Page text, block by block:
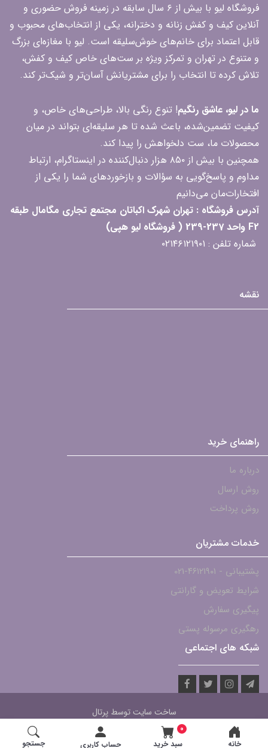
خانه
0
سبد خرید
حساب کاربری جستجو
فروشگاه لیو با بیش از ۶ سال سابقه در زمینه فروش حضوری و
آنلاین کیف و کفش زنانه و دخترانه، یکی از انتخاب‌های محبوب و
قابل اعتماد برای خانم‌های خوش‌سلیقه است. لیو با مغازه‌ای بزرگ
و متنوع در تهران و تمرکز ویژه بر ست‌های خاص کیف و کفش،
تلاش کرده تا انتخاب را برای مشتریانش آسان‌تر و شیک‌تر کند.
ما در لیو، عاشق رنگیم! تنوع رنگی بالا، طراحی‌های خاص، و
کیفیت تضمین‌شده، باعث شده تا هر سلیقه‌ای بتواند در میان
محصولات ما، ست دلخواهش را پیدا کند.
همچنین با بیش از ۸۵۰ هزار دنبال‌کننده در اینستاگرام، ارتباط
مداوم و پاسخ‌گویی به سؤالات و بازخوردهای شما را یکی از
افتخارات‌مان می‌دانیم
آدرس فروشگاه : تهران شهرک اکباتان مجتمع تجاری مگامال طبقه
F2 واحد 237-239 ( فروشگاه لیو هپی)
شماره تلفن : ۰۲۱۴۶۱۲۱۹۰۱
نقشه
راهنمای خرید
درباره ما
روش ارسال
روش پرداخت
خدمات مشتریان
پشتیبانی - ۴۶۱۲۱۹۰۱-021
شرایط تعویض و گارانتی
پیگیری سفارش
رهگیری مرسوله پستی
شبکه های اجتماعی
ساخت سایت توسطپرتال